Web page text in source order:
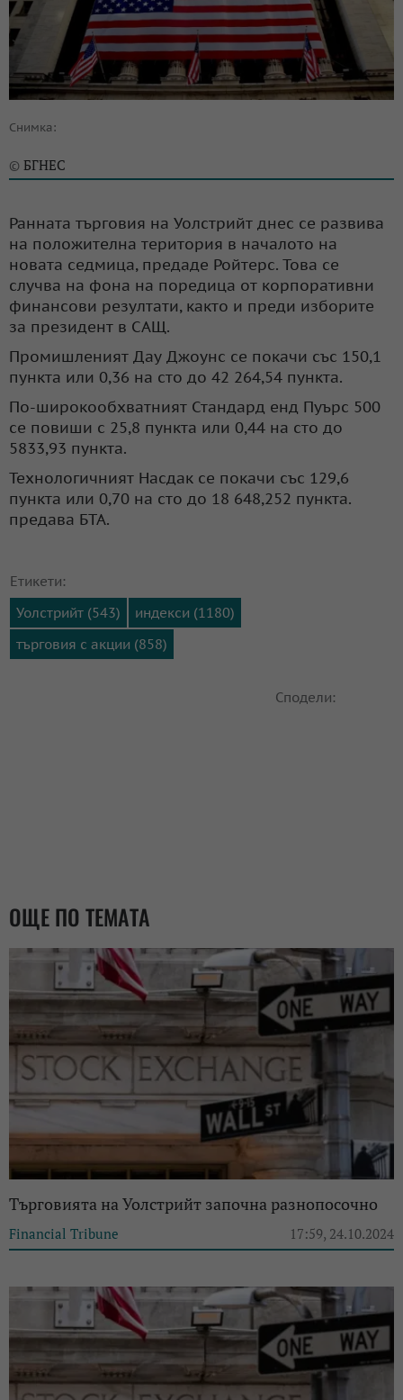
Снимка:
© БГНЕС
Ранната търговия на Уолстрийт днес се развива
на положителна територия в началото на
новата седмица, предаде Ройтерс. Това се
случва на фона на поредица от корпоративни
финансови резултати, както и преди изборите
за президент в САЩ.
Промишленият Дау Джоунс се покачи със 150,1
пункта или 0,36 на сто до 42 264,54 пункта.
По-широкообхватният Стандард енд Пуърс 500
се повиши с 25,8 пункта или 0,44 на сто до
5833,93 пункта.
Технологичният Насдак се покачи със 129,6
пункта или 0,70 на сто до 18 648,252 пункта.
предава БТА.
Етикети:
Уолстрийт (543)
индекси (1180)
търговия с акции (858)
Сподели:
ОЩЕ ПО ТЕМАТА
Търговията на Уолстрийт започна разнопосочно
Financial Tribune 17:59, 24.10.2024